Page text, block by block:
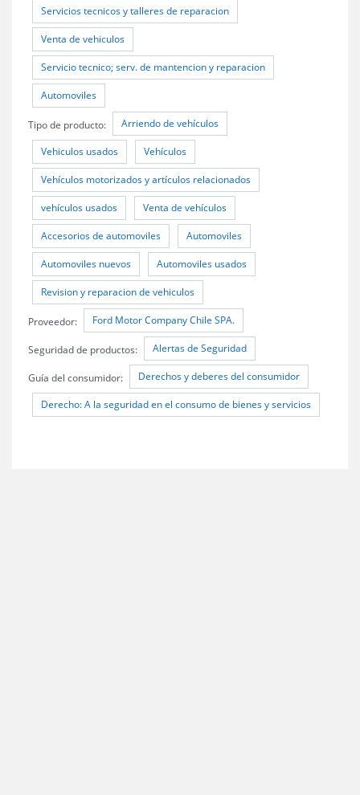
Servicios tecnicos y talleres de reparacion
Venta de vehiculos
Servicio tecnico; serv. de mantencion y reparacion
Automoviles
Tipo de producto: Arriendo de vehículos
Vehiculos usados Vehículos
Vehículos motorizados y artículos relacionados
vehículos usados Venta de vehículos
Accesorios de automoviles Automoviles
Automoviles nuevos Automoviles usados
Revision y reparacion de vehiculos
Proveedor: Ford Motor Company Chile SPA.
Seguridad de productos: Alertas de Seguridad
Guía del consumidor: Derechos y deberes del consumidor
Derecho: A la seguridad en el consumo de bienes y servicios